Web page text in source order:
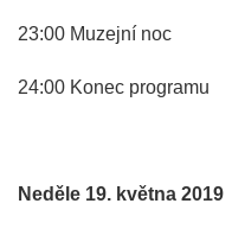
23:00 Muzejní noc
24:00 Konec programu
Neděle 19. května 2019